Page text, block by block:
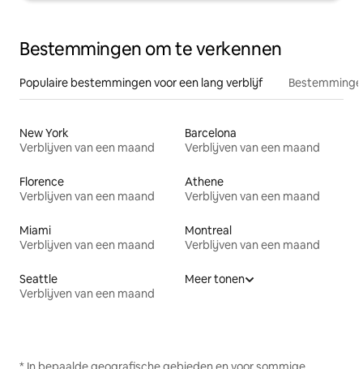
Bestemmingen om te verkennen
Populaire bestemmingen voor een lang verblijf
New York
Verblijven van een maand
Barcelona
Verblijven van een maand
Florence
Verblijven van een maand
Athene
Verblijven van een maand
Miami
Verblijven van een maand
Montreal
Verblijven van een maand
Seattle
Verblijven van een maand
Meer tonen